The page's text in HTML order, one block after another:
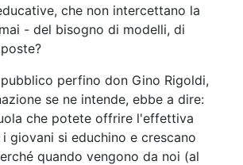
che non intercettano la
- del bisogno di modelli, di
perfino don Gino Rigoldi,
se ne intende, ebbe a dire:
che potete offrire l'effettiva
giovani si educhino e crescano
quando vengono da noi (al